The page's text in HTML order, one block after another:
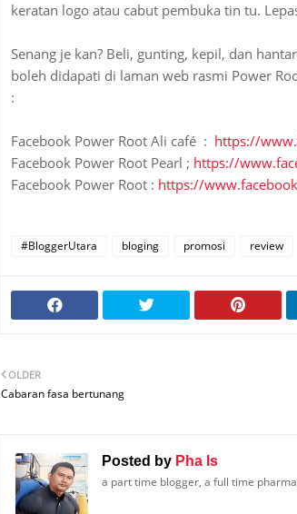
keratan logo atau cabut pembuka tin tu.
Senang je kan? Beli, gunting, kepil, dan
boleh didapati di laman web rasmi Power
:
Facebook Power Root Ali café : https://
Facebook Power Root Pearl ; https://
Facebook Power Root : https://
#BloggerUtara bloging promosi review
OLDER
Cabaran fasa bertunang
Posted by Pha Is
a part time blogger, a full time